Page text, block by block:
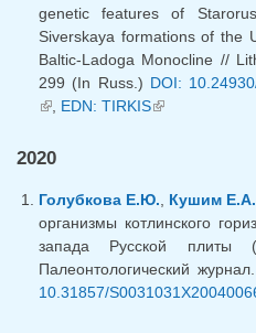
genetic features of
Siverskaya formations of the
Baltic-Ladoga Monocline //
299 (In Russ.) DOI:
(внешняя ссылка)
EDN: TIRKIS(внешняя
2020
Голубкова Е.Ю. Кушим Е.А.
организмы котлинского
запада Русской плиты
Палеонтологический
10.31857/